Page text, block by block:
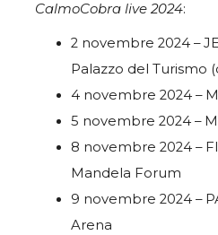
CalmoCobra live 2024:
2 novembre 2024 –
Palazzo del Turismo
4 novembre 2024 –
5 novembre 2024 –
8 novembre 2024 –
Mandela Forum
9 novembre 2024 –
Arena